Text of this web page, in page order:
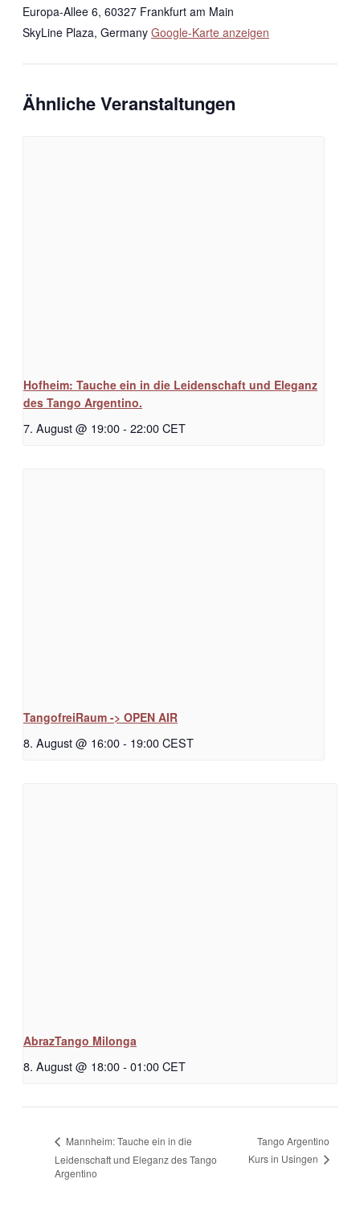
Europa-Allee 6, 60327 Frankfurt am Main
SkyLine Plaza, Germany Google-Karte anzeigen
Ähnliche Veranstaltungen
Hofheim: Tauche ein in die Leidenschaft und Eleganz
des Tango Argentino.
7. August @ 19:00- 22:00CET
TangofreiRaum -> OPEN AIR
8. August @ 16:00- 19:00CEST
AbrazTango Milonga
8. August @ 18:00- 01:00CET
Mannheim: Tauche ein in die
Leidenschaft und Eleganz des Tango
Argentino
Tango Argentino
Kurs in Usingen